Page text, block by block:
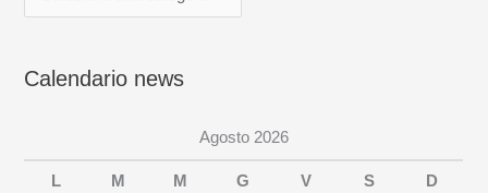
n
w
Calendario news
Agosto 2026
L M M G V S D